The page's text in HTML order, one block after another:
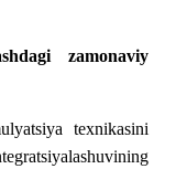
zamonaviy
texnikasini